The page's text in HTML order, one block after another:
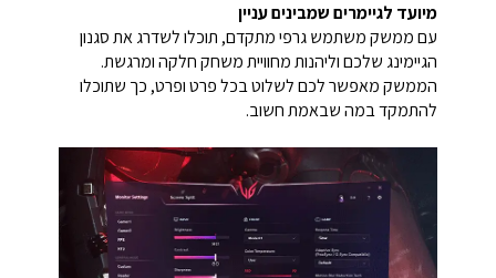
מיועד לגיימרים שמבינים עניין
עם ממשק משתמש גרפי מתקדם, תוכלו לשדרג את סגנון
הגיימינג שלכם וליהנות מחוויית משחק חלקה ומרגשת.
הממשק מאפשר לכם לשלוט בכל פרט ופרט, כך שתוכלו
להתמקד במה שבאמת חשוב.